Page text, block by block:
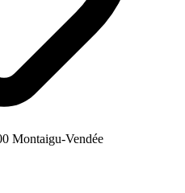
Montaigu-Vendée